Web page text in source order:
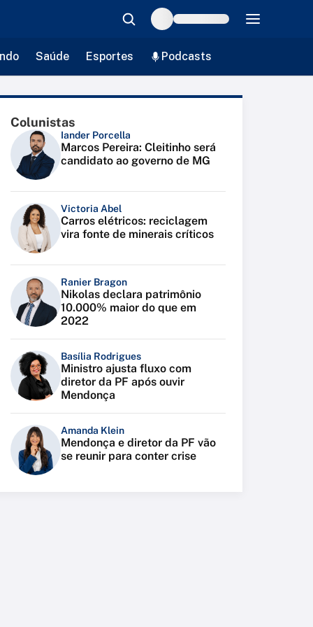
Saúde Esportes Podcasts
Colunistas
Iander Porcella
Marcos Pereira: Cleitinho será
candidato ao governo de MG
Victoria Abel
Carros elétricos: reciclagem
vira fonte de minerais críticos
Ranier Bragon
Nikolas declara patrimônio
10.000% maior do que em
2022
Basília Rodrigues
Ministro ajusta fluxo com
diretor da PF após ouvir
Mendonça
Amanda Klein
Mendonça e diretor da PF vão
se reunir para conter crise